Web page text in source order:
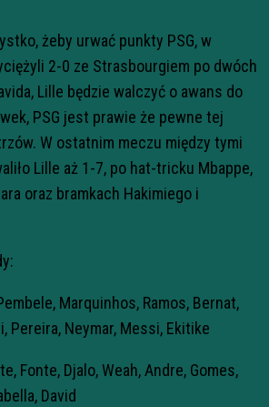
żeby urwać punkty PSG, w
2-0 ze Strasbourgiem po dwóch
Lille będzie walczyć o awans do
PSG jest prawie że pewne tej
W ostatnim meczu między tymi
Lille aż 1-7, po hat-tricku Mbappe,
oraz bramkach Hakimiego i
Marquinhos, Ramos, Bernat,
Pereira, Neymar, Messi, Ekitike
Fonte, Djalo, Weah, Andre, Gomes,
David